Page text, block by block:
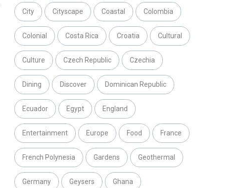
City Cityscape Coastal Colombia
Colonial Costa Rica Croatia Cultural
Culture Czech Republic Czechia
Dining Discover Dominican Republic
Ecuador Egypt England
Entertainment Europe Food France
French Polynesia Gardens Geothermal
Germany Geysers Ghana